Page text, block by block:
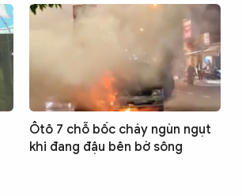
Tìm kiếm
Ôtô 7 chỗ bốc cháy ngùn ngụt
khi đang đậu bên bờ sông